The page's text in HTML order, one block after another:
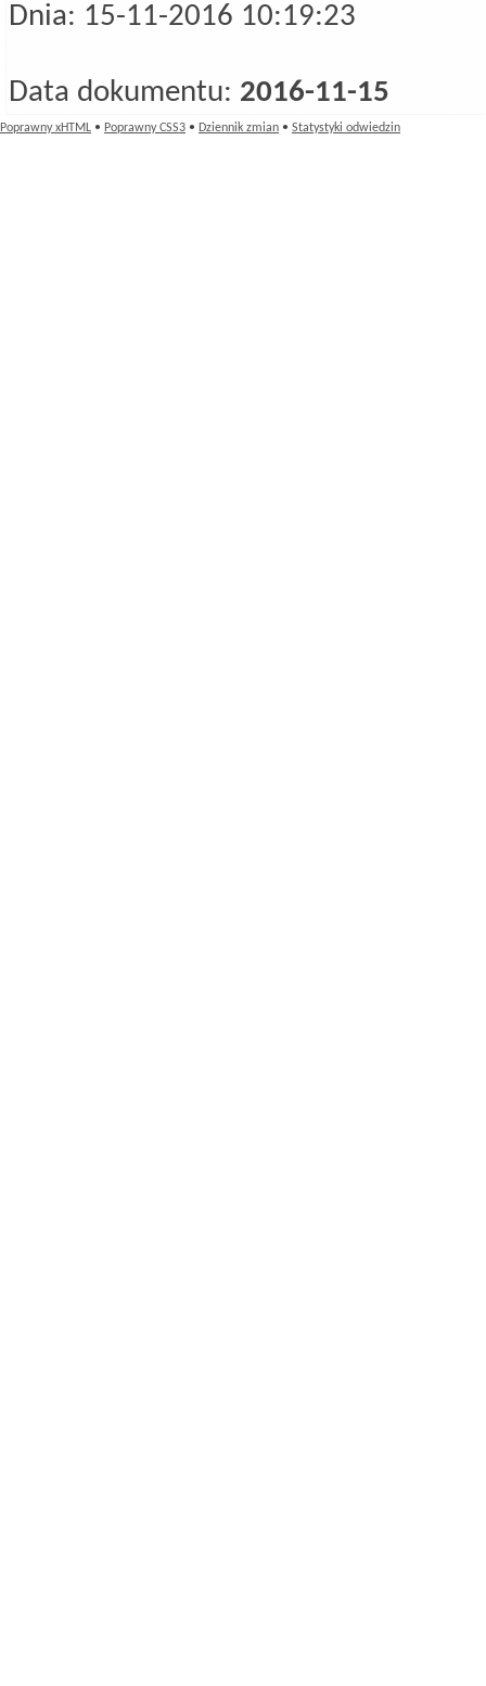
Dnia: 15-11-2016 10:19:23
Data dokumentu: 2016-11-15
Poprawny xHTML • Poprawny CSS3 • Dziennik zmian • Statystyki odwiedzin